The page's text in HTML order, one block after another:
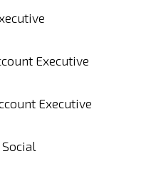
Executive
Executive